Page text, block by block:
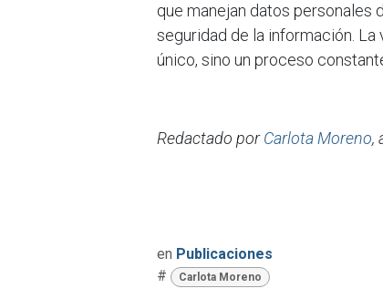
que manejan datos personales
seguridad de la información.
único, sino un proceso
Redactado porCarlota Moreno,
en Publicaciones
#
Carlota Moreno